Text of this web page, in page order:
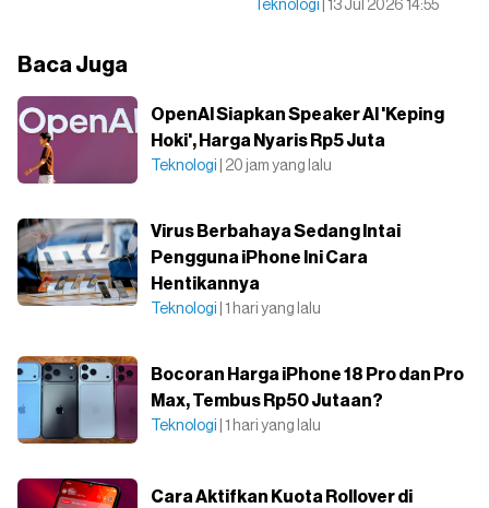
Teknologi | 13 Jul 2026 14:55
Baca Juga
OpenAI Siapkan Speaker AI 'Keping
Hoki', Harga Nyaris Rp5 Juta
Teknologi | 20 jam yang lalu
Virus Berbahaya Sedang Intai
Pengguna iPhone Ini Cara
Hentikannya
Teknologi | 1 hari yang lalu
Bocoran Harga iPhone 18 Pro dan Pro
Max, Tembus Rp50 Jutaan?
Teknologi | 1 hari yang lalu
Cara Aktifkan Kuota Rollover di